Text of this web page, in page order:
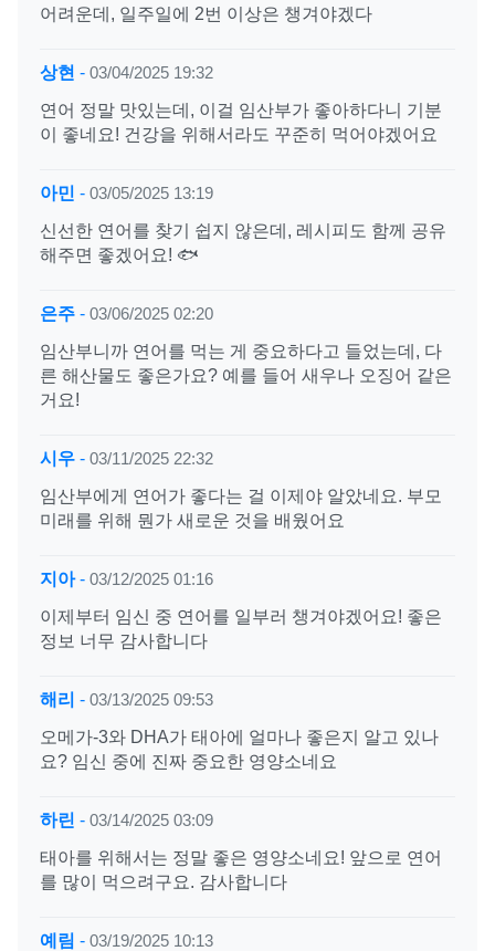
어려운데, 일주일에 2번 이상은 챙겨야겠다
상현 - 03/04/2025 19:32
연어 정말 맛있는데, 이걸 임산부가 좋아하다니 기분
이 좋네요! 건강을 위해서라도 꾸준히 먹어야겠어요
아민 - 03/05/2025 13:19
신선한 연어를 찾기 쉽지 않은데, 레시피도 함께 공유
해주면 좋겠어요! 🐟
은주 - 03/06/2025 02:20
임산부니까 연어를 먹는 게 중요하다고 들었는데, 다
른 해산물도 좋은가요? 예를 들어 새우나 오징어 같은
거요!
시우 - 03/11/2025 22:32
임산부에게 연어가 좋다는 걸 이제야 알았네요. 부모
미래를 위해 뭔가 새로운 것을 배웠어요
지아- 03/12/2025 01:16
이제부터 임신 중 연어를 일부러 챙겨야겠어요! 좋은
정보 너무 감사합니다
해리 - 03/13/2025 09:53
오메가-3와 DHA가 태아에 얼마나 좋은지 알고 있나
요? 임신 중에 진짜 중요한 영양소네요
하린 - 03/14/2025 03:09
태아를 위해서는 정말 좋은 영양소네요! 앞으로 연어
를 많이 먹으려구요. 감사합니다
예림 - 03/19/2025 10:13